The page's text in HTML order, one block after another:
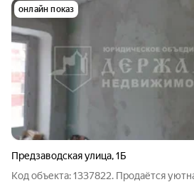
онлайн показ
Предзаводская улица,1Б
Код объекта: 1337822. Продаётся